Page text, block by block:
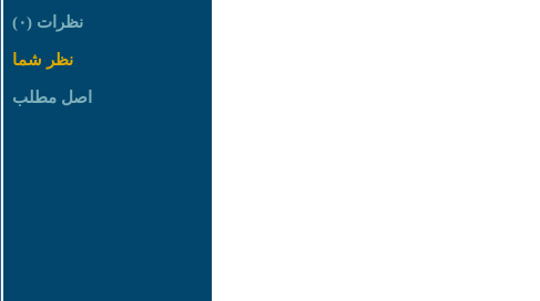
نظرات (۰)
نظر شما
اصل مطلب